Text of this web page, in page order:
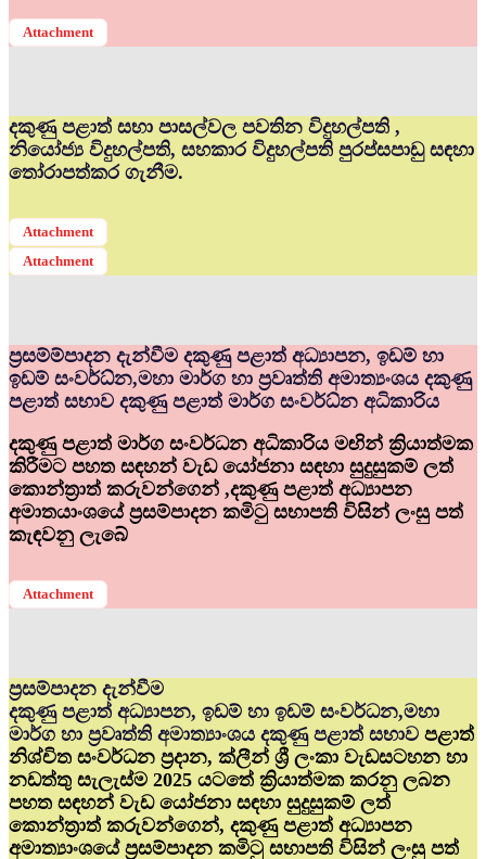
Attachment
දකුණු පළාත් සභා පාසල්වල පවතින විදුහල්පති ,
නියෝජ්‍ය විදුහල්පති, සහකාර විදුහල්පති පුරප්සපාඩු සඳහා
තෝරාපත්කර ගැනීම.
Attachment
Attachment
ප්‍රසම්ම්පාදන දැන්වීම දකුණු පළාත් අධ්‍යාපන, ඉඩම් හා
ඉඩම් සංවර්ධ්‍න,මහා මාර්ග හා ප්‍රවෘත්ති අමාත්‍යංශය දකුණු
පළාත් සභාව දකුණු පළාත් මාර්ග සංවර්ධ්‍න අධිකාරිය
දකුණු පළාත් මාර්ග සංවර්ධන අධිකාරිය මඟින් ක්‍රියාත්මක
කිරීමට පහත සඳහන් වැඩ යෝජනා සඳහා සුදුසුකම් ලත්
කොන්ත්‍රාත් කරුවන්ගෙන් ,දකුණු පළාත් අධ්‍යාපන
අමාතයාංශයේ ප්‍රසම්පාදන කමිටු සභාපති විසින් ලංසු පත්
කැඳවනු ලැබේ
Attachment
ප්‍රසම්පාදන දැන්වීම
දකුණු පළාත් අධ්‍යාපන, ඉඩම් හා ඉඩම් සංවර්ධන,මහා
මාර්ග හා ප්‍රවෘත්ති අමාත්‍යාංශය දකුණු පළාත් සභාව පළාත්
නිශ්චිත සංවර්ධන ප්‍රදාන, ක්ලීන් ශ්‍රී ලංකා වැඩසටහන හා
නඩත්තු සැලැස්ම 2025 යටතේ ක්‍රියාත්මක කරනු ලබන
පහත සඳහන් වැඩ යෝජනා සඳහා සුදුසුකම් ලත්
කොන්ත්‍රාත් කරුවන්ගෙන්, දකුණු පළාත් අධ්‍යාපන
අමාත්‍යාංශයේ ප්‍රසම්පාදන කමිටු සභාපති විසින් ලංසු පත්